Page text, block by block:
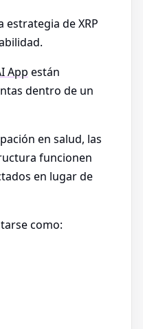
estrategia de XRP
App están
dentro de un
en salud, las
funcionen
en lugar de
como: